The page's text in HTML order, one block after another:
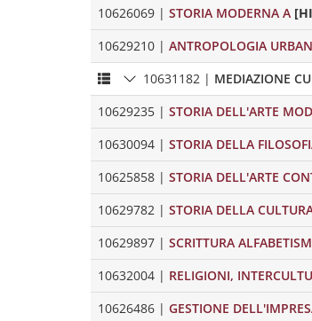
10626069 | STORIA MODERNA A
10629210 | ANTROPOLOGIA
10631182 | MEDIAZIONE
10629235 | STORIA DELL'ARTE
10630094 | STORIA DELLA
10625858 | STORIA DELL'ARTE
10629782 | STORIA DELLA
10629897 | SCRITTURA
10632004 | RELIGIONI,
10626486 | GESTIONE